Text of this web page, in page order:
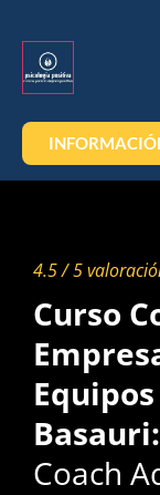
4.5 / 5
Curso
Basauri:
Coach